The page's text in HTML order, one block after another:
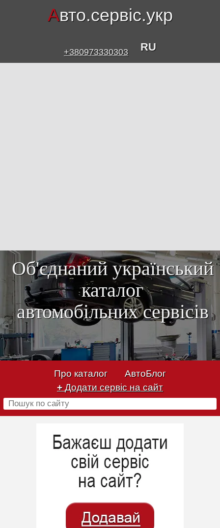
Авто.сервіс.укр
+380973330303 RU
Об'єднаний український
каталог
автомобільних сервісів
Про каталог
АвтоБлог
+ Додати сервіс на сайт